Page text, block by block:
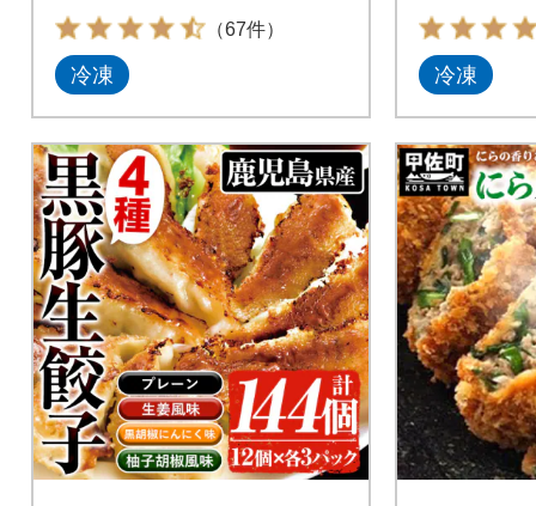
（67件）
冷凍 冷凍